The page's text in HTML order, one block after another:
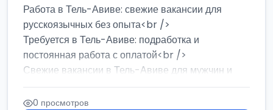
Работа в Тель-Авиве: свежие вакансии для
русскоязычных без опыта<br />
Требуется в Тель-Авиве: подработка и
постоянная работа с оплатой<br />
Свежие вакансии в Тель-Авиве для мужчин и
женщин от хозя...
0 просмотров